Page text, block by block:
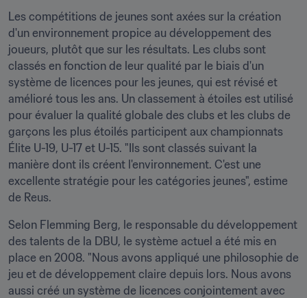
Les compétitions de jeunes sont axées sur la création
d'un environnement propice au développement des
joueurs, plutôt que sur les résultats. Les clubs sont
classés en fonction de leur qualité par le biais d'un
système de licences pour les jeunes, qui est révisé et
amélioré tous les ans. Un classement à étoiles est utilisé
pour évaluer la qualité globale des clubs et les clubs de
garçons les plus étoilés participent aux championnats
Élite U-19, U-17 et U-15. "Ils sont classés suivant la
manière dont ils créent l'environnement. C'est une
excellente stratégie pour les catégories jeunes", estime
de Reus.
Selon Flemming Berg, le responsable du développement
des talents de la DBU, le système actuel a été mis en
place en 2008. "Nous avons appliqué une philosophie de
jeu et de développement claire depuis lors. Nous avons
aussi créé un système de licences conjointement avec